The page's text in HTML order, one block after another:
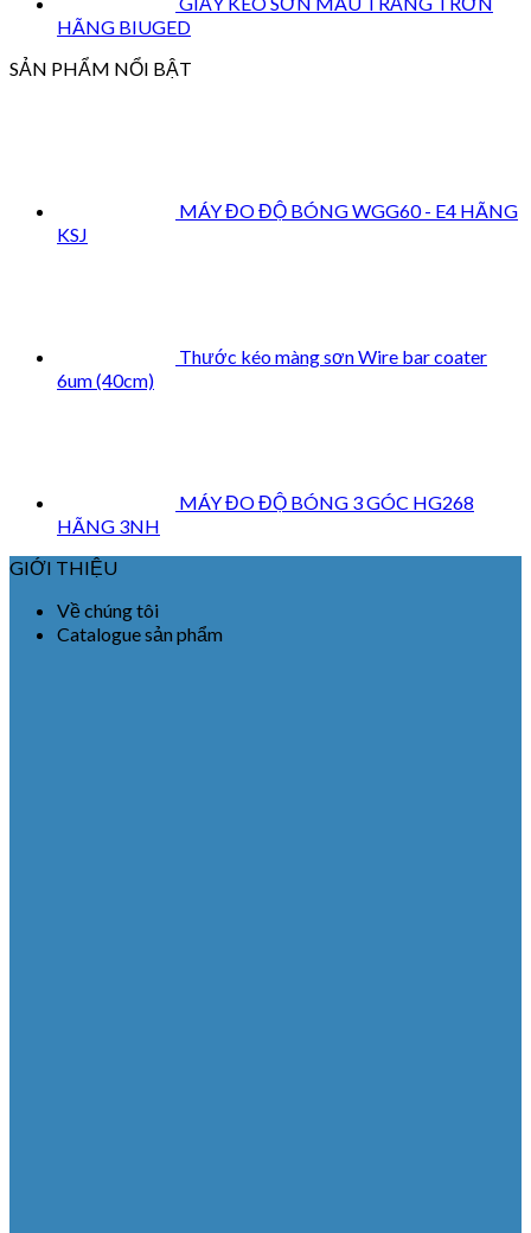
HÃNG BIUGED
SẢN PHẨM NỔI BẬT
MÁY ĐO ĐỘ BÓNG WGG60 - E4 HÃNG
KSJ
Thước kéo màng sơn Wire bar coater
6um (40cm)
MÁY ĐO ĐỘ BÓNG 3 GÓC HG268
HÃNG 3NH
GIỚI THIỆU
Về chúng tôi
Catalogue sản phẩm